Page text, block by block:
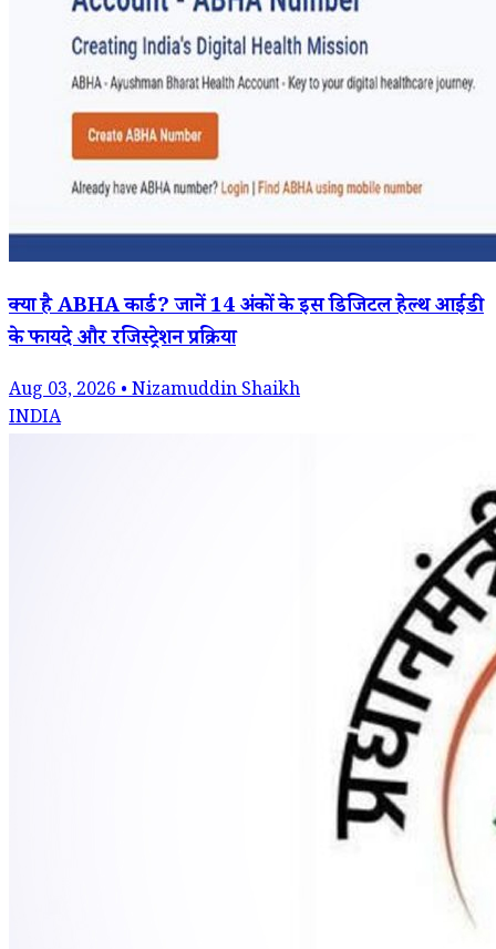
क्या है ABHA कार्ड? जानें 14 अंकों के इस डिजिटल हेल्थ आईडी
के फायदे और रजिस्ट्रेशन प्रक्रिया
Aug 03, 2026 • Nizamuddin Shaikh
INDIA